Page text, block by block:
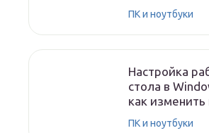
ПК и ноутбуки
Настройка
стола в
как изменить
ПК и ноутбуки